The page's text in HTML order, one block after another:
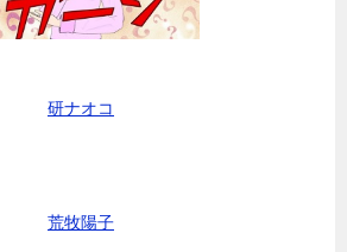
研ナオコ
荒牧陽子